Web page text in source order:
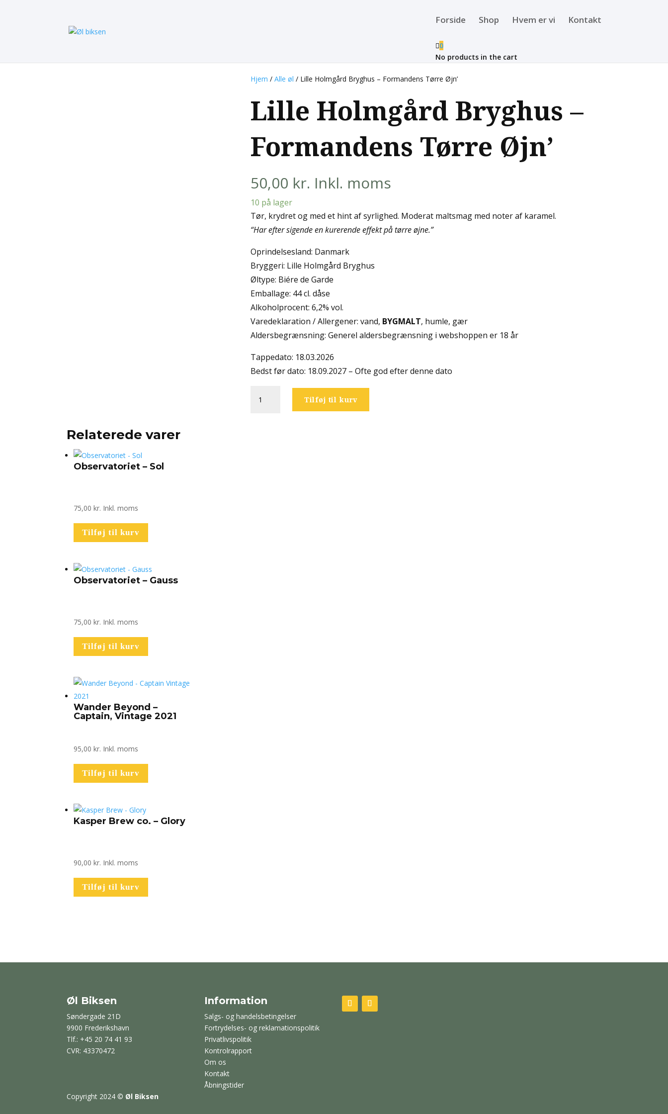
Forside Shop Hvem er vi Kontakt
0
No products in the cart
Hjem / Alle øl / Lille Holmgård Bryghus – Formandens Tørre Øjn’
Lille Holmgård Bryghus –
Formandens Tørre Øjn’
50,00 kr. Inkl. moms
10 på lager
Tør, krydret og med et hint af syrlighed. Moderat maltsmag med noter af karamel.
“Har efter sigende en kurerende effekt på tørre øjne.”
Oprindelsesland: Danmark
Bryggeri: Lille Holmgård Bryghus
Øltype: Biére de Garde
Emballage: 44 cl. dåse
Alkoholprocent: 6,2% vol.
Varedeklaration / Allergener: vand, BYGMALT, humle, gær
Aldersbegrænsning: Generel aldersbegrænsning i webshoppen er 18 år
Tappedato: 18.03.2026
Bedst før dato: 18.09.2027 – Ofte god efter denne dato
Holmgård
Tilføj til kurv
Relaterede varer
Observatoriet – Sol
75,00kr. Inkl. moms
Tilføj til kurv
Observatoriet – Gauss
75,00kr. Inkl. moms
Tilføj til kurv
Wander Beyond –
Captain, Vintage 2021
95,00kr. Inkl. moms
Tilføj til kurv
Kasper Brew co. – Glory
90,00kr. Inkl. moms
Tilføj til kurv
Øl Biksen
Søndergade 21D
9900 Frederikshavn
Tlf.: +45 20 74 41 93
CVR: 43370472
Information
Salgs- og handelsbetingelser
Fortrydelses- og reklamationspolitik
Privatlivspolitik
Kontrolrapport
Om os
Kontakt
Åbningstider
Copyright 2024© Øl Biksen